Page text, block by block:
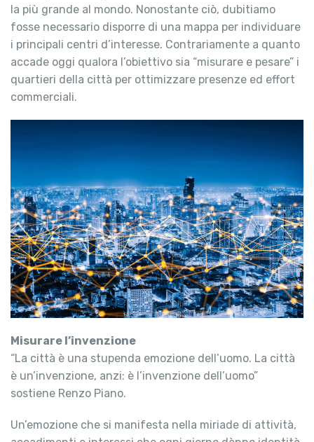
la più grande al mondo. Nonostante ciò, dubitiamo
fosse necessario disporre di una mappa per individuare
i principali centri d’interesse. Contrariamente a quanto
accade oggi qualora l’obiettivo sia “misurare e pesare” i
quartieri della città per ottimizzare presenze ed effort
commerciali.
Misurare l’invenzione
“La città è una stupenda emozione dell’uomo. La città
è un’invenzione, anzi: è l’invenzione dell’uomo”
sostiene Renzo Piano.
Un’emozione che si manifesta nella miriade di attività,